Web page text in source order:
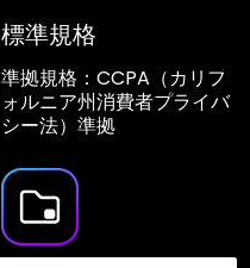
標準規格
準拠規格：CCPA（カリフ
ォルニア州消費者プライバ
シー法）準拠